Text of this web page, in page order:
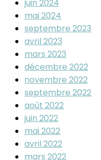
juin 2024
mai 2024
septembre 2023
avril 2023
mars 2023
décembre 2022
novembre 2022
septembre 2022
août 2022
juin 2022
mai 2022
avril 2022
mars 2022